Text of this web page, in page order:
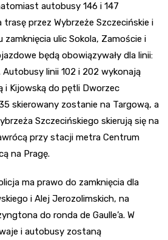
autobusy 146 i 147
przez Wybrzeże Szczecińskie i
zamknięcia ulic Sokola, Zamoście i
będą obowiązywały dla linii:
Autobusy linii 102 i 202 wykonają
i Kijowską do pętli Dworzec
skierowany zostanie na Targową, a
Szczecińskiego skierują się na
przy stacji metra Centrum
na Pragę.
ma prawo do zamknięcia dla
i Alej Jerozolimskich, na
do ronda de Gaulle’a. W
i autobusy zostaną